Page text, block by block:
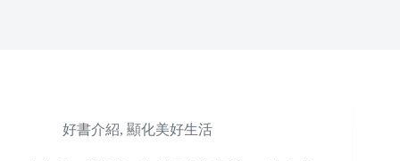
好書介紹, 顯化美好生活